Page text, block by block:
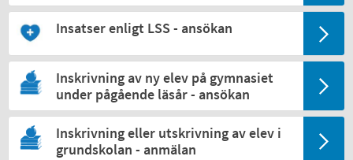
Insatser enligt LSS - ansökan
Inskrivning av ny elev på gymnasiet
under pågående läsår - ansökan
Inskrivning eller utskrivning av elev i
grundskolan - anmälan